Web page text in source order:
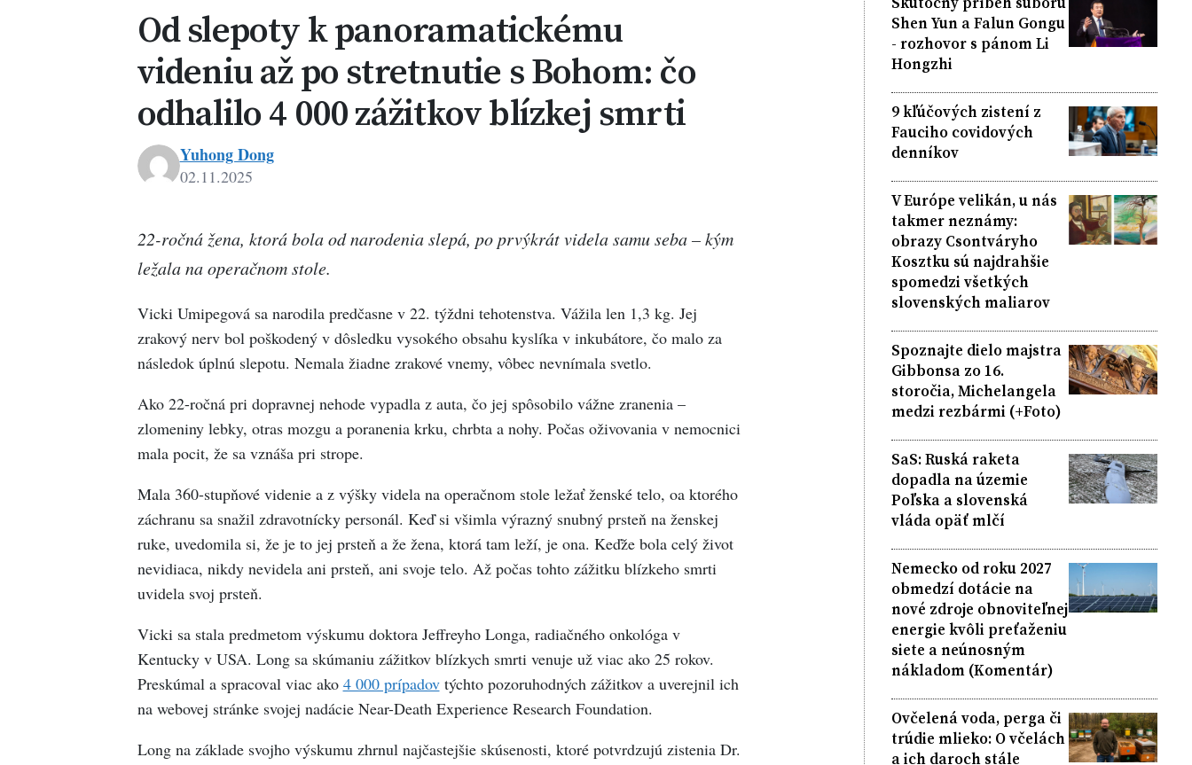
Od slepoty k panoramatickému
videniu až po stretnutie s Bohom: čo
odhalilo 4 000 zážitkov blízkej smrti
Yuhong Dong
02.11.2025
22-ročná žena, ktorá bola od narodenia slepá, po prvýkrát videla samu seba – kým
ležala na operačnom stole.
Vicki Umipegová sa narodila predčasne v 22. týždni tehotenstva. Vážila len 1,3 kg. Jej
zrakový nerv bol poškodený v dôsledku vysokého obsahu kyslíka v inkubátore, čo malo za
následok úplnú slepotu. Nemala žiadne zrakové vnemy, vôbec nevnímala svetlo.
Ako 22-ročná pri dopravnej nehode vypadla z auta, čo jej spôsobilo vážne zranenia –
zlomeniny lebky, otras mozgu a poranenia krku, chrbta a nohy. Počas oživovania v nemocnici
mala pocit, že sa vznáša pri strope.
Mala 360-stupňové videnie a z výšky videla na operačnom stole ležať ženské telo, oa ktorého
záchranu sa snažil zdravotnícky personál. Keď si všimla výrazný snubný prsteň na ženskej
ruke, uvedomila si, že je to jej prsteň a že žena, ktorá tam leží, je ona. Keďže bola celý život
nevidiaca, nikdy nevidela ani prsteň, ani svoje telo. Až počas tohto zážitku blízkeho smrti
uvidela svoj prsteň.
Vicki sa stala predmetom výskumu doktora Jeffreyho Longa, radiačného onkológa v
Kentucky v USA. Long sa skúmaniu zážitkov blízkych smrti venuje už viac ako 25 rokov.
Preskúmal a spracoval viac ako 4 000 prípadovtýchto pozoruhodných zážitkov a uverejnil ich
na webovej stránke svojej nadácie Near-Death Experience Research Foundation.
Long na základe svojho výskumu zhrnul najčastejšie skúsenosti, ktoré potvrdzujú zistenia Dr.
Shen Yun a Falun Gongu
- rozhovor s pánom Li
Hongzhi
9 kľúčových zistení z
Fauciho covidových
denníkov
V Európe velikán, u nás
takmer neznámy:
obrazy Csontváryho
Kosztku sú najdrahšie
spomedzi všetkých
slovenských maliarov
Spoznajte dielo majstra
Gibbonsa zo 16.
storočia, Michelangela
medzi rezbármi (+Foto)
SaS: Ruská raketa
dopadla na územie
Poľska a slovenská
vláda opäť mlčí
Nemecko od roku 2027
obmedzí dotácie na
nové zdroje obnoviteľnej
energie kvôli preťaženiu
siete a neúnosným
nákladom (Komentár)
Ovčelená voda, perga či
trúdie mlieko: O včelách
a ich daroch stále